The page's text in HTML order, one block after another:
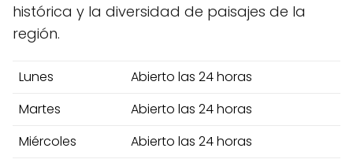
histórica y la diversidad de paisajes de la
región.
Lunes
Abierto las 24 horas
Martes
Abierto las 24 horas
Miércoles
Abierto las 24 horas